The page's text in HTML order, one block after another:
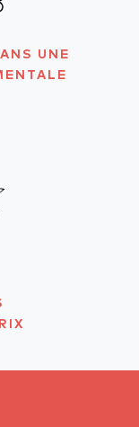
UNE